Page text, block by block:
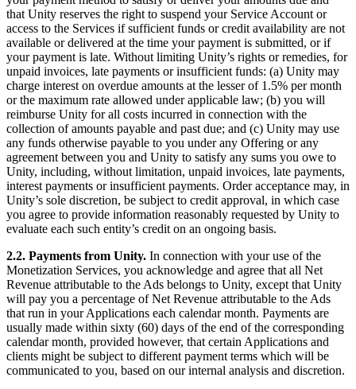
that Unity reserves the right to suspend your Service Account or
access to the Services if sufficient funds or credit availability are not
available or delivered at the time your payment is submitted, or if
your payment is late. Without limiting Unity’s rights or remedies, for
unpaid invoices, late payments or insufficient funds: (a) Unity may
charge interest on overdue amounts at the lesser of 1.5% per month
or the maximum rate allowed under applicable law; (b) you will
reimburse Unity for all costs incurred in connection with the
collection of amounts payable and past due; and (c) Unity may use
any funds otherwise payable to you under any Offering or any
agreement between you and Unity to satisfy any sums you owe to
Unity, including, without limitation, unpaid invoices, late payments,
interest payments or insufficient payments. Order acceptance may, in
Unity’s sole discretion, be subject to credit approval, in which case
you agree to provide information reasonably requested by Unity to
evaluate each such entity’s credit on an ongoing basis.
2.2. Payments from Unity. In connection with your use of the
Monetization Services, you acknowledge and agree that all Net
Revenue attributable to the Ads belongs to Unity, except that Unity
will pay you a percentage of Net Revenue attributable to the Ads
that run in your Applications each calendar month. Payments are
usually made within sixty (60) days of the end of the corresponding
calendar month, provided however, that certain Applications and
clients might be subject to different payment terms which will be
communicated to you, based on our internal analysis and discretion.